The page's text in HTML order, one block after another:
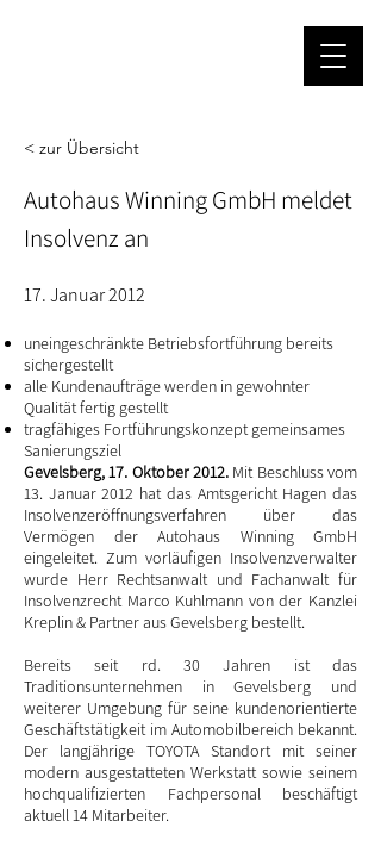
< zur Übersicht
Autohaus Winning GmbH meldet
Insolvenz an
17. Januar 2012
uneingeschränkte Betriebsfortführung bereits
sichergestellt
alle Kundenaufträge werden in gewohnter
Qualität fertig gestellt
tragfähiges Fortführungskonzept gemeinsames
Sanierungsziel
Gevelsberg, 17. Oktober 2012. Mit Beschluss vom
13. Januar 2012 hat das Amtsgericht Hagen das
Insolvenzeröffnungsverfahren über das
Vermögen der Autohaus Winning GmbH
eingeleitet. Zum vorläufigen Insolvenzverwalter
wurde Herr Rechtsanwalt und Fachanwalt für
Insolvenzrecht Marco Kuhlmann von der Kanzlei
Kreplin & Partner aus Gevelsberg bestellt.
Bereits seit rd. 30 Jahren ist das
Traditionsunternehmen in Gevelsberg und
weiterer Umgebung für seine kundenorientierte
Geschäftstätigkeit im Automobilbereich bekannt.
Der langjährige TOYOTA Standort mit seiner
modern ausgestatteten Werkstatt sowie seinem
hochqualifizierten Fachpersonal beschäftigt
aktuell 14 Mitarbeiter.